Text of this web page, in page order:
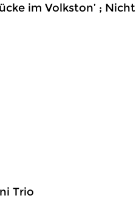
im Volkston’ ; Nicht
Trio